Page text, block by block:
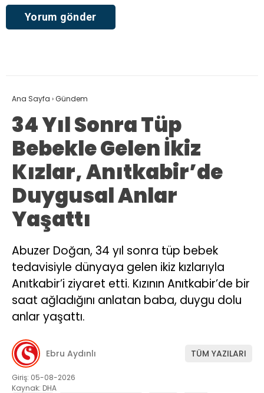
Ana Sayfa ›Gündem
34 Yıl Sonra Tüp
Bebekle Gelen İkiz
Kızlar, Anıtkabir’de
Duygusal Anlar
Yaşattı
Abuzer Doğan, 34 yıl sonra tüp bebek
tedavisiyle dünyaya gelen ikiz kızlarıyla
Anıtkabir’i ziyaret etti. Kızının Anıtkabir’de bir
saat ağladığını anlatan baba, duygu dolu
anlar yaşattı.
Ebru Aydınlı TÜM YAZILARI
Giriş: 05-08-2026
Kaynak: DHA